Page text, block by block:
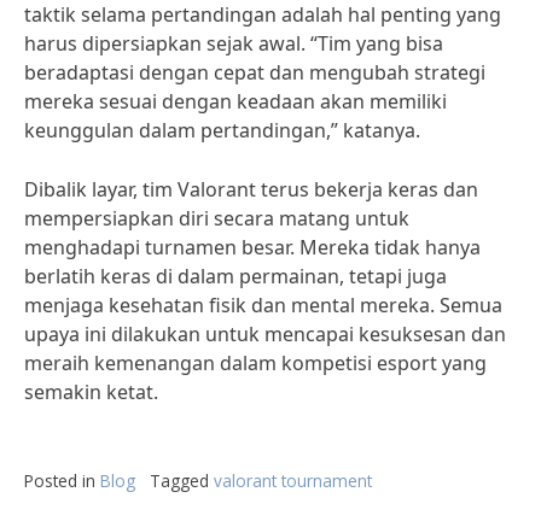
taktik selama pertandingan adalah hal penting yang
harus dipersiapkan sejak awal. “Tim yang bisa
beradaptasi dengan cepat dan mengubah strategi
mereka sesuai dengan keadaan akan memiliki
keunggulan dalam pertandingan,” katanya.
Dibalik layar, tim Valorant terus bekerja keras dan
mempersiapkan diri secara matang untuk
menghadapi turnamen besar. Mereka tidak hanya
berlatih keras di dalam permainan, tetapi juga
menjaga kesehatan fisik dan mental mereka. Semua
upaya ini dilakukan untuk mencapai kesuksesan dan
meraih kemenangan dalam kompetisi esport yang
semakin ketat.
Posted in Blog Tagged valorant tournament